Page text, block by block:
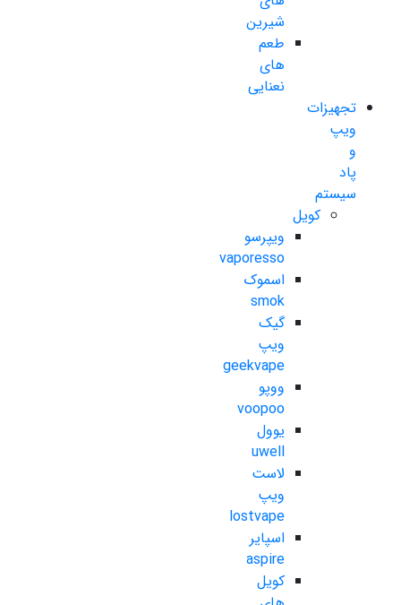
شیرین
طعم
های
نعنایی
تجهیزات
ویپ
و
پاد
سیستم
کویل
ویپرسو
vaporesso
اسموک
smok
گیک
ویپ
geekvape
ووپو
voopoo
یوول
uwell
لاست
ویپ
lostvape
اسپایر
aspire
کویل